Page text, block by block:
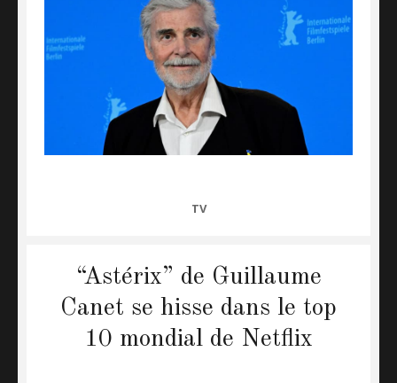
CATEGORIES
TV
“Astérix” de Guillaume
Canet se hisse dans le top
10 mondial de Netflix